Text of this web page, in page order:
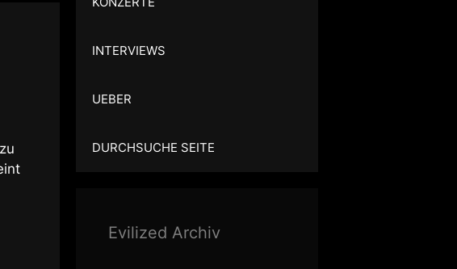
INTERVIEWS
UEBER
DURCHSUCHE SEITE
Evilized Archiv